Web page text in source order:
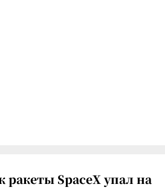
ракеты SpaceX упал на